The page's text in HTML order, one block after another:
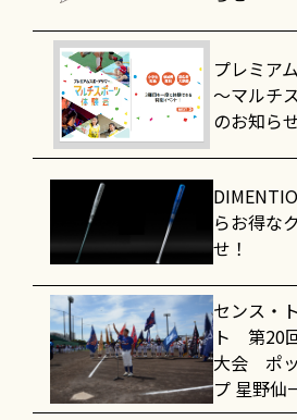
プレミア
～マルチ
のお知ら
らお得な
せ！
センス・
ト 第20
大会 ポ
プ 星野